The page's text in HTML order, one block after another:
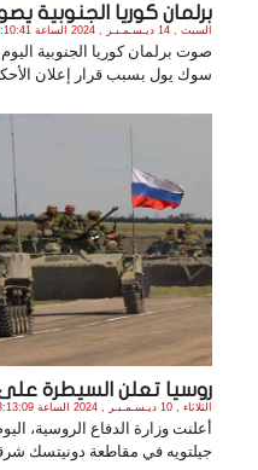
برلمان كوريا الجنوبية
السبت , 14 ديـسـمـبـر , 2024 الساعة 6:10:41 PM
صوت برلمان كوريا الجنوبية
سوك يول بسبب قرار إعلان
روسيا تعلن السيطرة
الثلاثاء , 10 ديـسـمـبـر , 2024 الساعة 8:13:09 PM
أعلنت وزارة الدفاع الروسية،
جيلتويه في مقاطعة دونيتسك